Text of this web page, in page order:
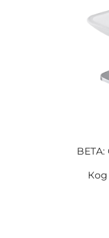
Код